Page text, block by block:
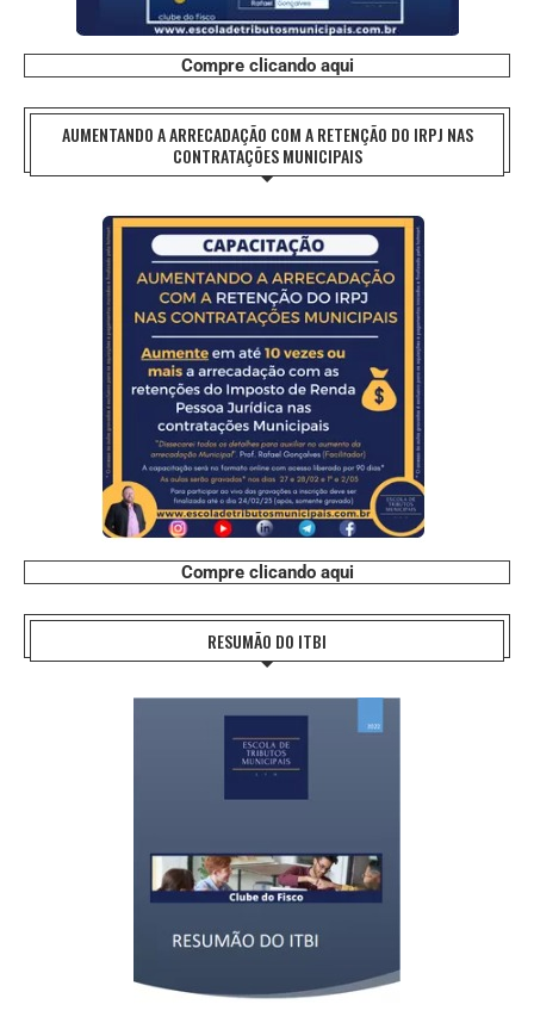
Compre clicando aqui
AUMENTANDO A ARRECADAÇÃO COM A RETENÇÃO DO IRPJ NAS
CONTRATAÇÕES MUNICIPAIS
Compre clicando aqui
RESUMÃO DO ITBI